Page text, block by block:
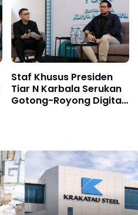
Staf Khusus Presiden
Tiar N Karbala Serukan
Gotong-Royong Digital